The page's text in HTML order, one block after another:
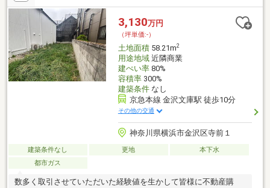
の自然が楽しめる「称名寺」まで徒歩10分♪桜や紅葉の時期の散
策は特におすすめです！◆レトロな雰囲気と親しみやすい個人店
が並ぶ商店街「すずらん通り」至近！◇48台の無料駐車場完備の
西友能見台店は24時間営業・年中無休♪
3,130万円
（坪単価:-）
土地面積58.21m2
用途地域近隣商業
建ぺい率80%
容積率300%
建築条件なし
京急本線 金沢文庫駅 徒歩10分
その他の交通
神奈川県横浜市金沢区寺前１
建築条件なし 更地
本下水
都市ガス
数多く取引させていただいた経験値を生かして皆様に不動産購